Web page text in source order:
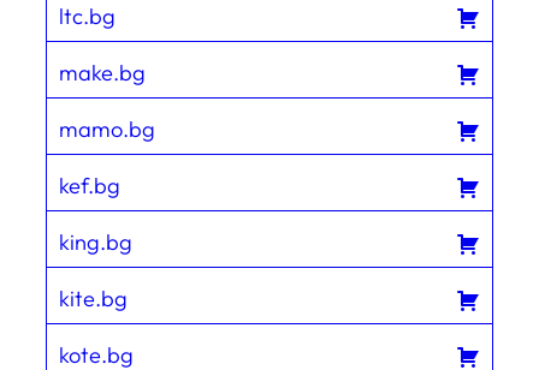
ltc.bg
make.bg
mamo.bg
kef.bg
king.bg
kite.bg
kote.bg